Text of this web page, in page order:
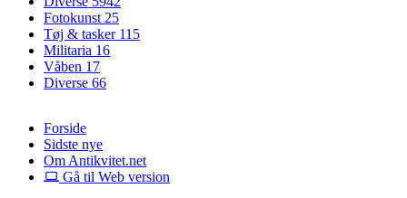
Fotokunst25
Tøj & tasker 115
Militaria 16
Våben 17
Diverse 66
Forside
Sidste nye
Om Antikvitet.net
Gå til Web version